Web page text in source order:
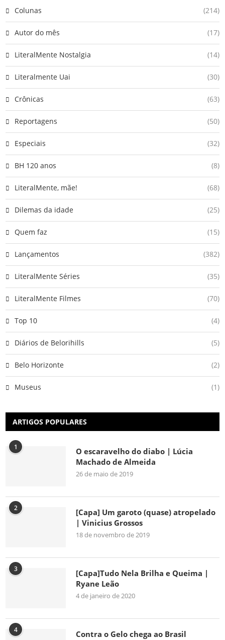
Colunas (214)
Autor do mês (17)
LiteralMente Nostalgia (14)
Literalmente Uai (30)
Crônicas (63)
Reportagens (50)
Especiais (32)
BH 120 anos (8)
LiteralMente, mãe! (68)
Dilemas da idade (25)
Quem faz (15)
Lançamentos (382)
LiteralMente Séries (35)
LiteralMente Filmes (70)
Top 10 (4)
Diários de Belorihills (5)
Belo Horizonte (2)
Museus (1)
ARTIGOS POPULARES
1
O escaravelho do diabo | Lúcia
Machado de Almeida
26 de maio de 2019
2
[Capa] Um garoto (quase) atropelado
| Vinicius Grossos
18 de novembro de 2019
3
[Capa]Tudo Nela Brilha e Queima |
Ryane Leão
4 de janeiro de 2020
4 Contra o Gelo chega ao Brasil